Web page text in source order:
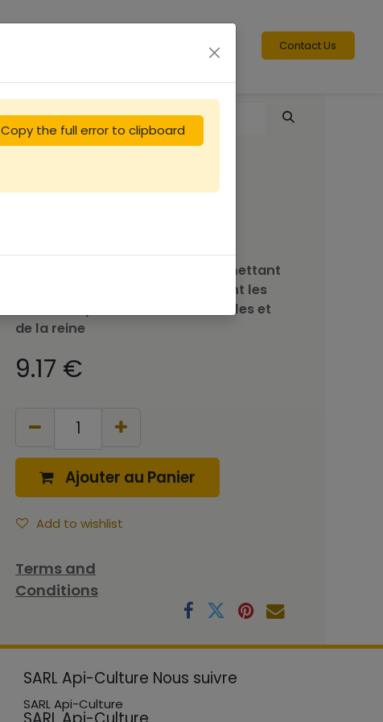
Contact Us
Avec poignée très pratique permettant
de saisir et de décoller facilement les
cadres en prenant soin des abeilles et
de la reine
9.17 €
Ajouter au Panier
Add to wishlist
Terms and
Conditions
SARL Api-Culture Nous suivre
SARL Api-Culture
Copy the full error to clipboard